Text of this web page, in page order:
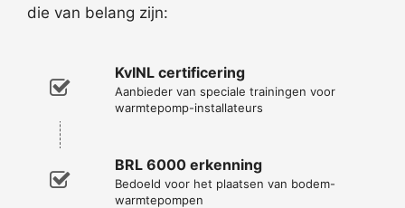
die van belang zijn:
KvINL certificering
Aanbieder van speciale trainingen voor
warmtepomp-installateurs
BRL 6000 erkenning
Bedoeld voor het plaatsen van bodem-
warmtepompen